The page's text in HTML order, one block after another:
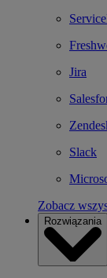
Jira
Slack
Zobacz
Rozwiązania